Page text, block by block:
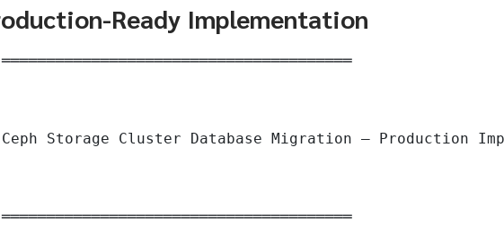
Ready Implementation
Storage Cluster Database Migration — Production